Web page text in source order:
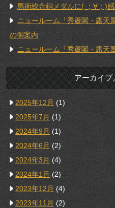
馬術総合銅メダルに( ；∀；)感
ニュールーム「秀蘆閣・露天
の御案内
ニュールーム「秀蘆閣・露天
アーカイブ
2025年12月 (1)
2025年7月 (1)
2024年9月 (1)
2024年6月 (2)
2024年3月 (4)
2024年1月 (2)
2023年12月 (4)
2023年11月 (2)